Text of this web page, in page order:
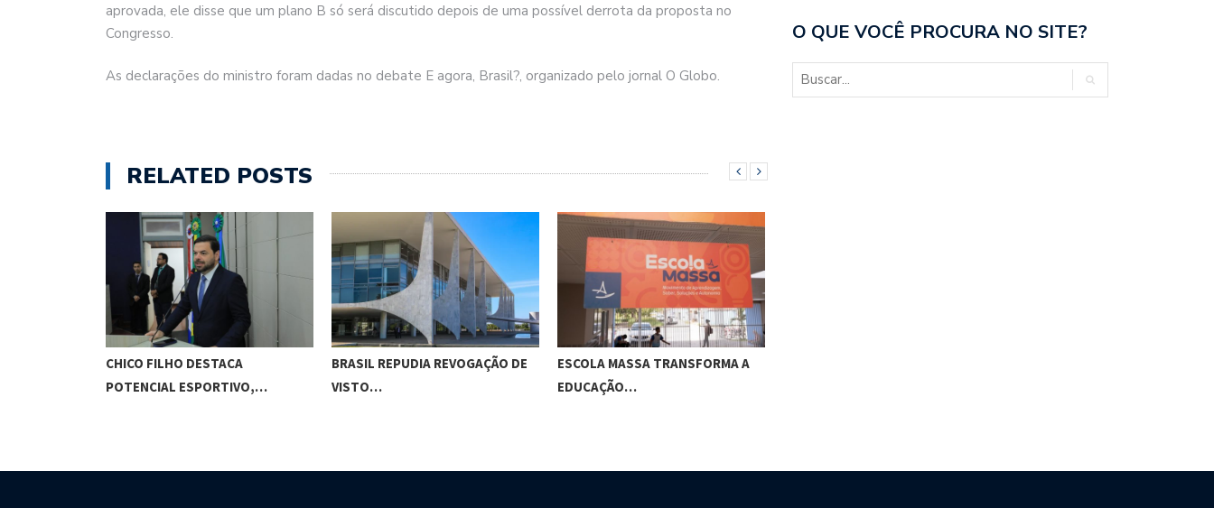
aprovada, ele disse que um plano B só será discutido depois de uma possível derrota da proposta no
Congresso.
As declarações do ministro foram dadas no debate E agora, Brasil?, organizado pelo jornal O Globo.
RELATED POSTS
CHICO FILHO DESTACA
POTENCIAL ESPORTIVO,…
BRASIL REPUDIA REVOGAÇÃO DE
VISTO…
ESCOLA MASSA TRANSFORMA A
EDUCAÇÃO…
O QUE VOCÊ PROCURA NO SITE?